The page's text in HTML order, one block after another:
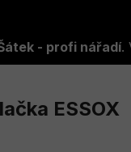
- profi nářadí.
ESSOX